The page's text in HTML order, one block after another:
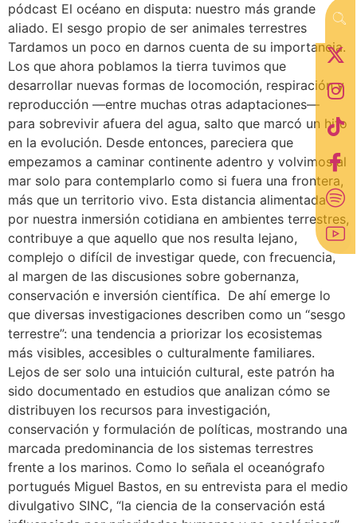
pódcast El océano en disputa: nuestro más grande
aliado. El sesgo propio de ser animales terrestres
Tardamos un poco en darnos cuenta de su importancia.
Los que ahora poblamos la tierra tuvimos que
desarrollar nuevas formas de locomoción, respiración y
reproducción —entre muchas otras adaptaciones—
para sobrevivir afuera del agua, salto que marcó un hito
en la evolución. Desde entonces, pareciera que
empezamos a caminar continente adentro y volvimos al
mar solo para contemplarlo como si fuera una frontera,
más que un territorio vivo. Esta distancia alimentada
por nuestra inmersión cotidiana en ambientes terrestres,
contribuye a que aquello que nos resulta lejano,
complejo o difícil de investigar quede, con frecuencia,
al margen de las discusiones sobre gobernanza,
conservación e inversión científica. De ahí emerge lo
que diversas investigaciones describen como un “sesgo
terrestre”: una tendencia a priorizar los ecosistemas
más visibles, accesibles o culturalmente familiares.
Lejos de ser solo una intuición cultural, este patrón ha
sido documentado en estudios que analizan cómo se
distribuyen los recursos para investigación,
conservación y formulación de políticas, mostrando una
marcada predominancia de los sistemas terrestres
frente a los marinos. Como lo señala el oceanógrafo
portugués Miguel Bastos, en su entrevista para el medio
divulgativo SINC, “la ciencia de la conservación está